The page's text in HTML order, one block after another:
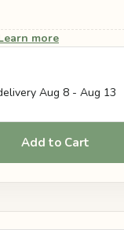
more
Aug 8 - Aug 13
Add to Cart